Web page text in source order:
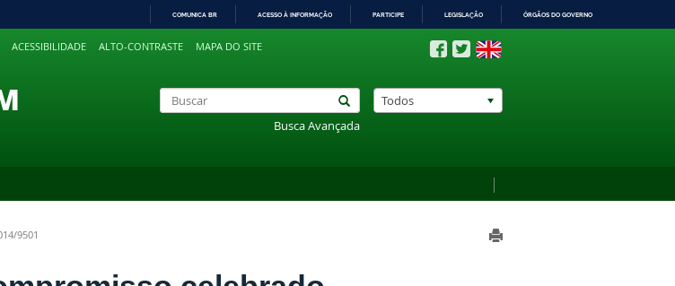
PARA
COMUNICA BR ACESSO À INFORMAÇÃO PARTICIPE LEGISLAÇÃO ÓRGÃOS DO GOVERNO
ACESSIBILIDADE ALTO-CONTRASTE MAPA DO SITE
Busca Avançada
Todos
9501